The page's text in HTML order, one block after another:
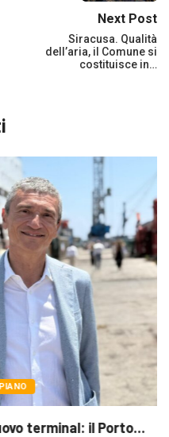
Next Post
Siracusa. Qualità
dell’aria, il Comune si
costituisce in…
il Porto...